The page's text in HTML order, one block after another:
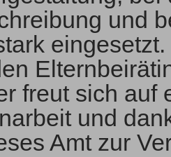
und
freut sich auf
und
Amt zur